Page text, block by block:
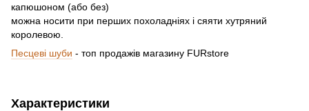
капюшоном (або без)
можна носити при перших похоладніях і сяяти хутряний
королевою.
Песцеві шуби - топ продажів магазину FURstore
Характеристики